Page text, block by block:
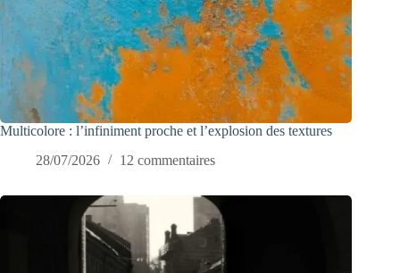
Multicolore : l’infiniment proche et l’explosion des textures
28/07/2026
12 commentaires